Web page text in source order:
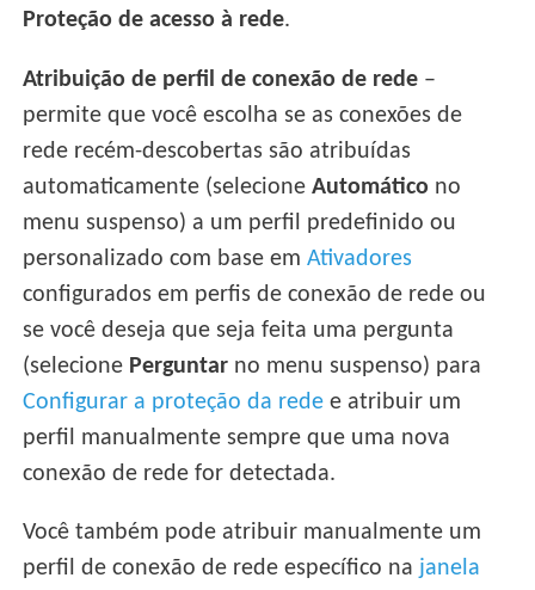
Proteção de acesso à rede.
Atribuição de perfil de conexão de rede –
permite que você escolha se as conexões de
rede recém-descobertas são atribuídas
automaticamente (selecioneAutomático no
menu suspenso) a um perfil predefinido ou
personalizado com base emAtivadores
configurados em perfis de conexão de rede ou
se você deseja que seja feita uma pergunta
(selecione Perguntar no menu suspenso) para
Configurar a proteção da rede e atribuir um
perfil manualmente sempre que uma nova
conexão de rede for detectada.
Você também pode atribuir manualmente um
perfil de conexão de rede específico na janela